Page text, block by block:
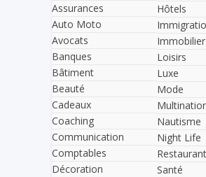
Assurances
Auto Moto
Avocats
Banques
Bâtiment
Beauté
Cadeaux
Coaching
Communication
Comptables
Décoration
Hôtels
Immobilier
Loisirs
Luxe
Mode
Nautisme
Night Life
Santé